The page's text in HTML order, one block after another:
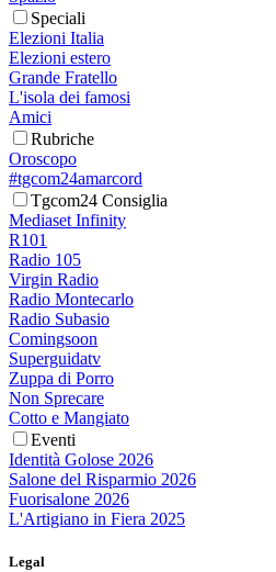
Speciali
Elezioni Italia
Elezioni estero
Grande Fratello
L'isola dei famosi
Amici
Rubriche
Oroscopo
#tgcom24amarcord
Tgcom24 Consiglia
Mediaset Infinity
R101
Radio 105
Virgin Radio
Radio Montecarlo
Radio Subasio
Comingsoon
Superguidatv
Zuppa di Porro
Non Sprecare
Cotto e Mangiato
Eventi
Identità Golose 2026
Salone del Risparmio 2026
Fuorisalone 2026
L'Artigiano in Fiera 2025
Legal